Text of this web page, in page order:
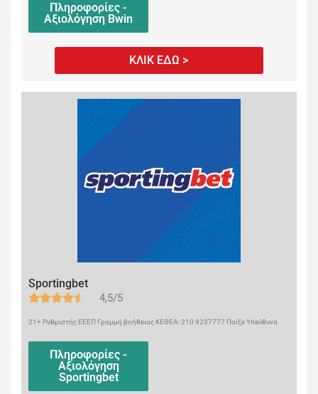
Πληροφορίες -
Αξιολόγηση Bwin
ΚΛΙΚ ΕΔΩ >
Sportingbet
4,5/5
21+ Ρυθμιστής ΕΕΕΠ Γραμμή βοήθειας ΚΕΘΕΑ: 210 9237777 Παίξε Υπεύθυνα
Πληροφορίες -
Αξιολόγηση
Sportingbet